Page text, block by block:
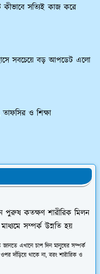
সত্যিই কাজ করে
সবচেয়ে বড় আপডেট এলো
ও শিক্ষা
পুরুষ কতক্ষণ শারীরিক মিলন
সম্পর্ক উন্নতি হয়
এখানে চাপ দিন মানুষের সম্পর্ক
দাঁড়িয়ে থাকে না, বরং শারীরিক ও